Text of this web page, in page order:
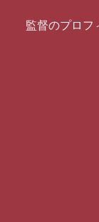
監督のプロフ